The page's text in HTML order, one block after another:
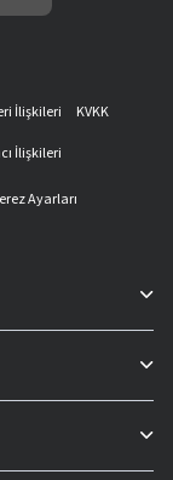
İlişkileri
KVKK
İlişkileri
Ayarları